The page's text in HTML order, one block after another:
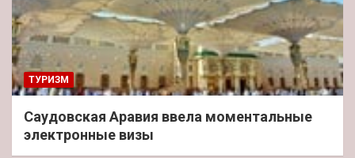
ТУРИЗМ
Саудовская Аравия ввела моментальные
электронные визы